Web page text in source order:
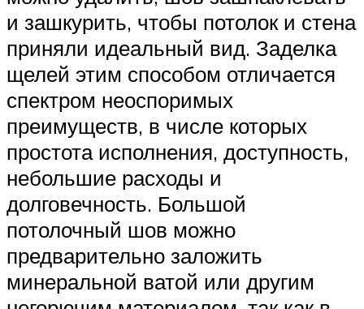
и зашкурить, чтобы потолок и стена
приняли идеальный вид. Заделка
щелей этим способом отличается
спектром неоспоримых
преимуществ, в числе которых
простота исполнения, доступность,
небольшие расходы и
долговечность. Большой
потолочный шов можно
предварительно заложить
минеральной ватой или другим